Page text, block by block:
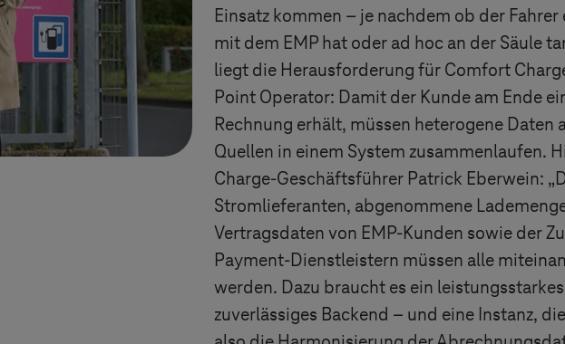
Einsatz kommen – je nachdem ob der Fahrer
mit dem EMP hat oder ad hoc an der Säule
liegt die Herausforderung für Comfort
Point Operator: Damit der Kunde am Ende
Rechnung erhält, müssen heterogene Daten
Quellen in einem System zusammenlaufen.
Charge-Geschäftsführer Patrick Eberwein:
Stromlieferanten, abgenommene
Vertragsdaten von EMP-Kunden sowie der
Payment-Dienstleistern müssen alle
werden. Dazu braucht es ein
zuverlässiges Backend – und eine Instanz,